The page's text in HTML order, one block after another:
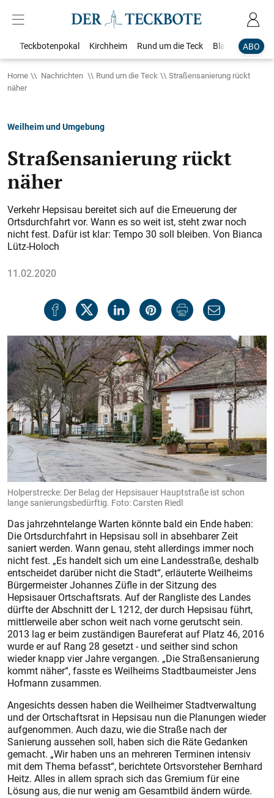
ABO
Teckbotenpokal Kirchheim Rund um die Teck Blaulicht
Home Nachrichten Rund um die Teck
Straßensanierung rückt
näher
Weilheim und Umgebung
Straßensanierung rückt
näher
Verkehr Hepsisau bereitet sich auf die Erneuerung der
Ortsdurchfahrt vor. Wann es so weit ist, steht zwar noch
nicht fest. Dafür ist klar: Tempo 30 soll bleiben. Von Bianca
Lütz-Holoch
11.02.2020
Holperstrecke: Der Belag der Hepsisauer Hauptstraße ist schon
lange sanierungsbedürftig. Foto: Carsten Riedl
Das jahrzehntelange Warten könnte bald ein Ende haben:
Die Ortsdurchfahrt in Hepsisau soll in absehbarer Zeit
saniert werden. Wann genau, steht allerdings immer noch
nicht fest. „Es handelt sich um eine Landesstraße, deshalb
entscheidet darüber nicht die Stadt“, erläuterte Weilheims
Bürgermeister Johannes Züfle in der Sitzung des
Hepsisauer Ortschaftsrats. Auf der Rangliste des Landes
dürfte der Abschnitt der L 1212, der durch Hepsisau führt,
mittlerweile aber schon weit nach vorne gerutscht sein.
2013 lag er beim zuständigen Baureferat auf Platz 46, 2016
wurde er auf Rang 28 gesetzt - und seither sind schon
wieder knapp vier Jahre vergangen. „Die Straßensanierung
kommt näher“, fasste es Weilheims Stadtbaumeis­ter Jens
Hofmann zusammen.
Angesichts dessen haben die Weilheimer Stadtverwaltung
und der Ortschaftsrat in Hepsisau nun die Planungen wieder
aufgenommen. Auch dazu, wie die Straße nach der
Sanierung aussehen soll, haben sich die Räte Gedanken
gemacht. „Wir haben uns an mehreren Terminen intensiv
mit dem Thema befasst“, berichtete Ortsvorsteher Bernhard
Heitz. Alles in allem sprach sich das Gremium für eine
Lösung aus, die nur wenig am Gesamtbild ändern würde.